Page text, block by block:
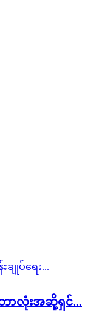
ာလုံးအဆို့ရှင်...